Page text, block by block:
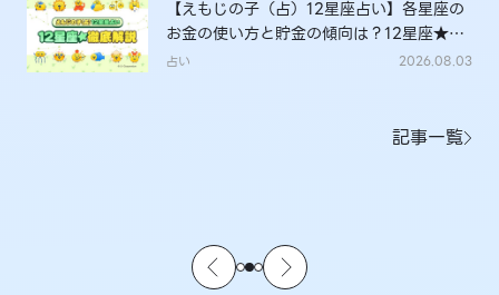
【えもじの子（占）12星座占い】各星座の
お金の使い方と貯金の傾向は？12星座★徹
底解説
占い 2026.08.03
記事一覧